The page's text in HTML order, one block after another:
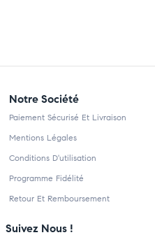
Notre Société
Paiement Sécurisé Et Livraison
Mentions Légales
Conditions D'utilisation
Programme Fidélité
Retour Et Remboursement
Suivez Nous !